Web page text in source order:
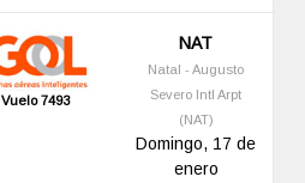
Vuelo 7493
NAT
Natal - Augusto
Severo Intl Arpt
(NAT)
Domingo, 17 de
enero